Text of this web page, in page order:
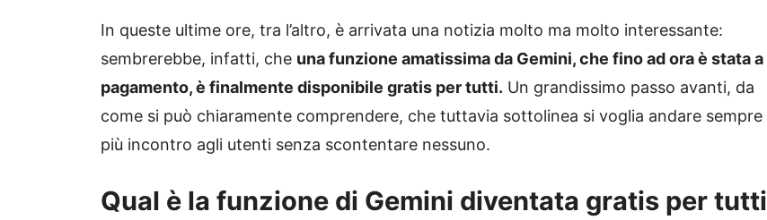
In queste ultime ore, tra l’altro, è arrivata una notizia molto ma molto interessante:
sembrerebbe, infatti, che una funzione amatissima da Gemini, che fino ad ora è stata a
pagamento, è finalmente disponibile gratis per tutti. Un grandissimo passo avanti, da
come si può chiaramente comprendere, che tuttavia sottolinea si voglia andare sempre
più incontro agli utenti senza scontentare nessuno.
Qual è la funzione di Gemini diventata gratis per tutti